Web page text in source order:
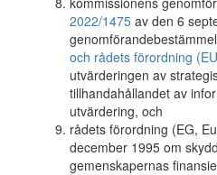
2022/1475 av den 6
och rådets förordning
utvärderingen av
tillhandahållandet av
utvärdering, och
rådets förordning (EG,
december 1995 om
gemenskapernas